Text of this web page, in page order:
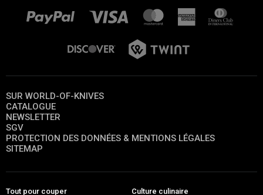
SUR WORLD-OF-KNIVES
CATALOGUE
NEWSLETTER
SGV
PROTECTION DES DONNÉES & MENTIONS LÉGALES
SITEMAP
Tout pour couper Culture culinaire